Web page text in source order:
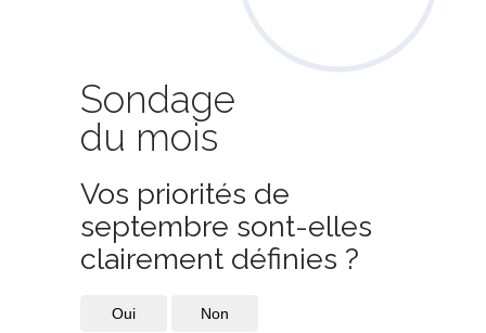
Sondage
du mois
Vos priorités de
septembre sont-elles
clairement définies ?
Oui Non